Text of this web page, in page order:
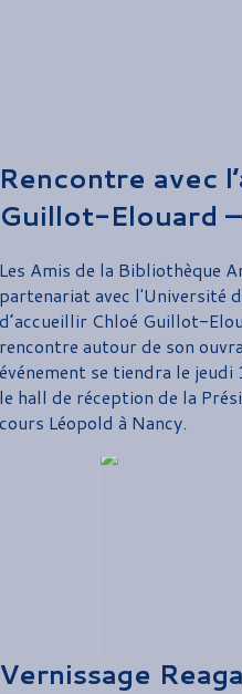
avec
Elouard –
Amis de la Bibliothèque
avec l'Université
Chloé Guillot-
autour de son
se tiendra le
hall de réception de la
Léopold à Nancy.